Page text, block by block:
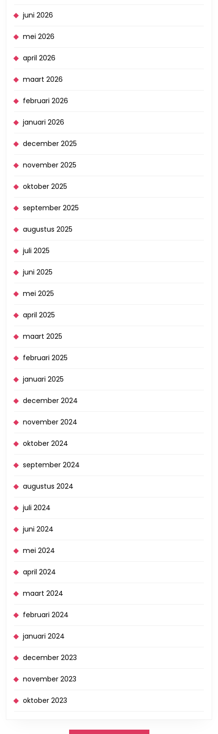
juni 2026
mei 2026
april 2026
maart 2026
februari 2026
januari 2026
december 2025
november 2025
oktober 2025
september 2025
augustus 2025
juli 2025
juni 2025
mei 2025
april 2025
maart 2025
februari 2025
januari 2025
december 2024
november 2024
oktober 2024
september 2024
augustus 2024
juli 2024
juni 2024
mei 2024
april 2024
maart 2024
februari 2024
januari 2024
december 2023
november 2023
oktober 2023